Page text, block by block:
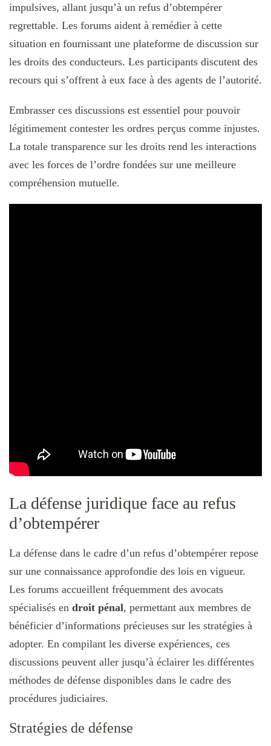
impulsives, allant jusqu’à un refus d’obtempérer
regrettable. Les forums aident à remédier à cette
situation en fournissant une plateforme de discussion sur
les droits des conducteurs. Les participants discutent des
recours qui s’offrent à eux face à des agents de l’autorité.
Embrasser ces discussions est essentiel pour pouvoir
légitimement contester les ordres perçus comme injustes.
La totale transparence sur les droits rend les interactions
avec les forces de l’ordre fondées sur une meilleure
compréhension mutuelle.
La défense juridique face au refus
d’obtempérer
La défense dans le cadre d’un refus d’obtempérer repose
sur une connaissance approfondie des lois en vigueur.
Les forums accueillent fréquemment des avocats
spécialisés en droit pénal, permettant aux membres de
bénéficier d’informations précieuses sur les stratégies à
adopter. En compilant les diverse expériences, ces
discussions peuvent aller jusqu’à éclairer les différentes
méthodes de défense disponibles dans le cadre des
procédures judiciaires.
Stratégies de défense